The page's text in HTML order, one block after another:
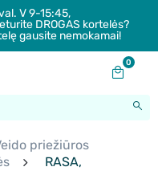
V 9-15:45,
DROGAS kortelės?
gausite nemokamai!
0
priežiūros
RASA,